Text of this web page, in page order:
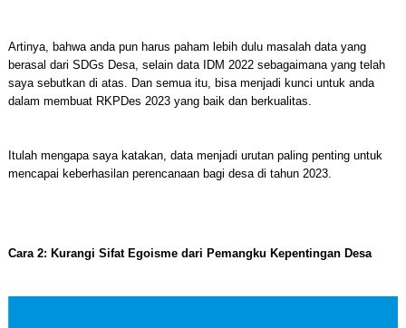
Artinya, bahwa anda pun harus paham lebih dulu masalah data yang
berasal dari SDGs Desa, selain data IDM 2022 sebagaimana yang telah
saya sebutkan di atas. Dan semua itu, bisa menjadi kunci untuk anda
dalam membuat RKPDes 2023 yang baik dan berkualitas.
Itulah mengapa saya katakan, data menjadi urutan paling penting untuk
mencapai keberhasilan perencanaan bagi desa di tahun 2023.
Cara 2: Kurangi Sifat Egoisme dari Pemangku Kepentingan Desa